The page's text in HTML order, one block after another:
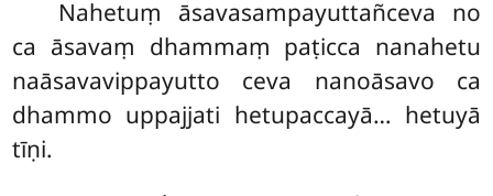
Nahetuṃ āsavasampayuttañceva no
ca āsavaṃ dhammaṃ paṭicca nanahetu
naāsavavippayutto ceva nanoāsavo ca
dhammo uppajjati hetupaccayā… hetuyā
tīṇi.